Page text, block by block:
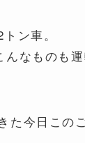
ン車。
なものも運
今日このご